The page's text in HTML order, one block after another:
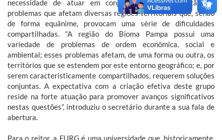
necessidade de atuar em conjunto para a resolução de
problemas que afetam diversas regiões territoriais que, senão
de forma equânime, provocam uma série de dificuldades
compartilhadas. “A região do Bioma Pampa possui uma
variedade de problemas de ordem econômica, social e
ambiental; esses problemas afetam, de uma forma ou outra, os
territórios que se estendem por este entorno geográfico; e, por
serem caracteristicamente compartilhados, requerem soluções
conjuntas. A expectativa com a criação efetiva deste grupo
reside na forte atuação para promover avanços significativos
nestas questões”, introduziu o secretário durante a sua fala de
abertura.
Para o reitor, a FURG é uma universidade que, historicamente,